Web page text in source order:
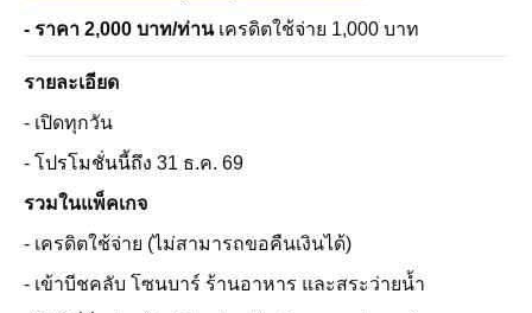
- ราคา 2,000 บาท/ท่านเครดิตใช้จ่าย 1,000 บาท
รายละเอียด
- เปิดทุกวัน
- โปรโมชั่นนี้ถึง 31 ธ.ค. 69
รวมในแพ็คเกจ
- เครดิตใช้จ่าย (ไม่สามารถขอคืนเงินได้)
- เข้าบีชคลับ โซนบาร์ ร้านอาหาร และสระว่ายน้ำ